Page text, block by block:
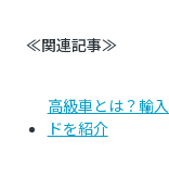
≪関連記事≫
高級車とは？輸
ドを紹介